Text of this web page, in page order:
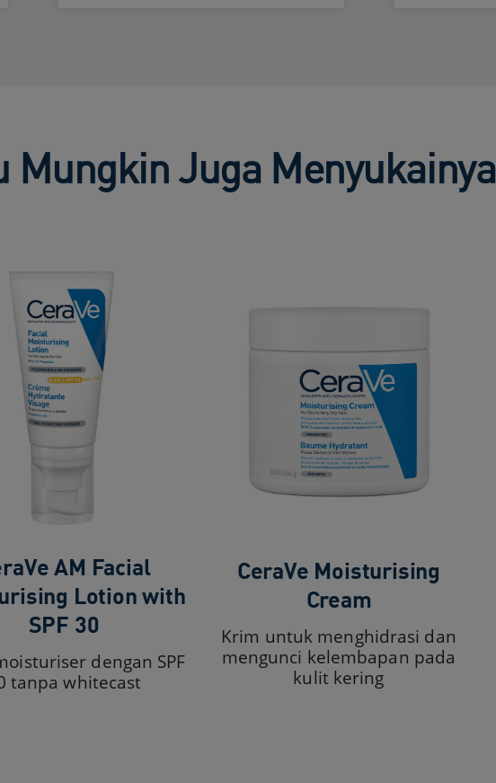
Mungkin Juga Menyukainya
AM Facial
Lotion with
SPF 30
dengan SPF
tanpa whitecast
CeraVe Moisturising
Cream​
Krim untuk menghidrasi dan
mengunci kelembapan pada
kulit kering